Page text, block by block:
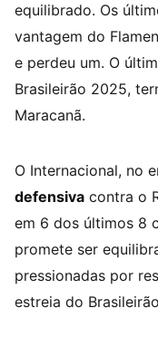
equilibrado. Os
vantagem do
e perdeu um. O
Brasileirão 2025,
Maracanã.
O Internacional, no
defensiva contra o
em 6 dos últimos 8
promete ser
pressionadas por
estreia do